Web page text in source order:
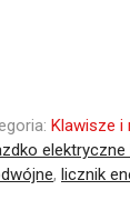
Klawisze i
, licznik